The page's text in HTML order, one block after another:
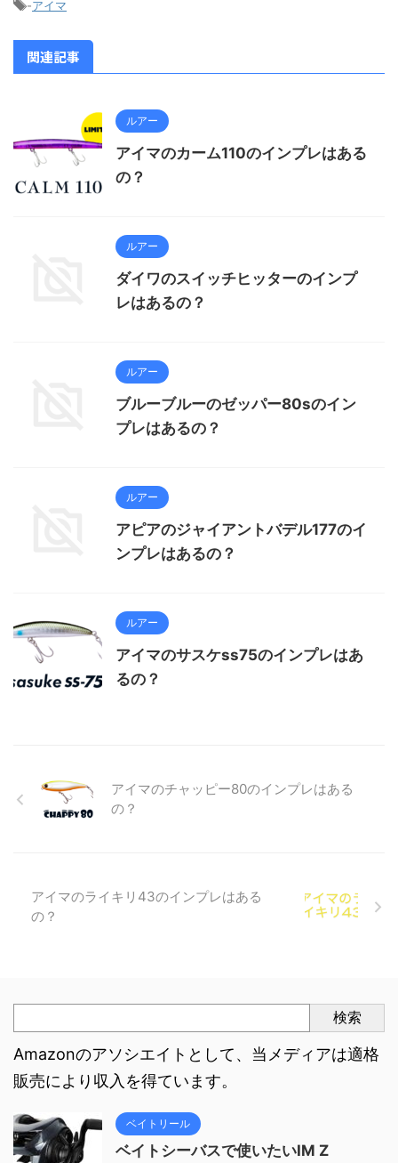
-アイマ
関連記事
ルアー
アイマのカーム110のインプレはある
の？
ルアー
ダイワのスイッチヒッターのインプ
レはあるの？
ルアー
ブルーブルーのゼッパー80sのイン
プレはあるの？
ルアー
アピアのジャイアントバデル177のイ
ンプレはあるの？
ルアー
アイマのサスケss75のインプレはあ
るの？
アイマのチャッピー80のインプレはある
の？
アイマのライキリ43のインプレはある
の？
検索
Amazonのアソシエイトとして、当メディアは適格
販売により収入を得ています。
ベイトリール
ベイトシーバスで使いたいIM Z